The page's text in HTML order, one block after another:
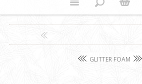
GLITTER FOAM